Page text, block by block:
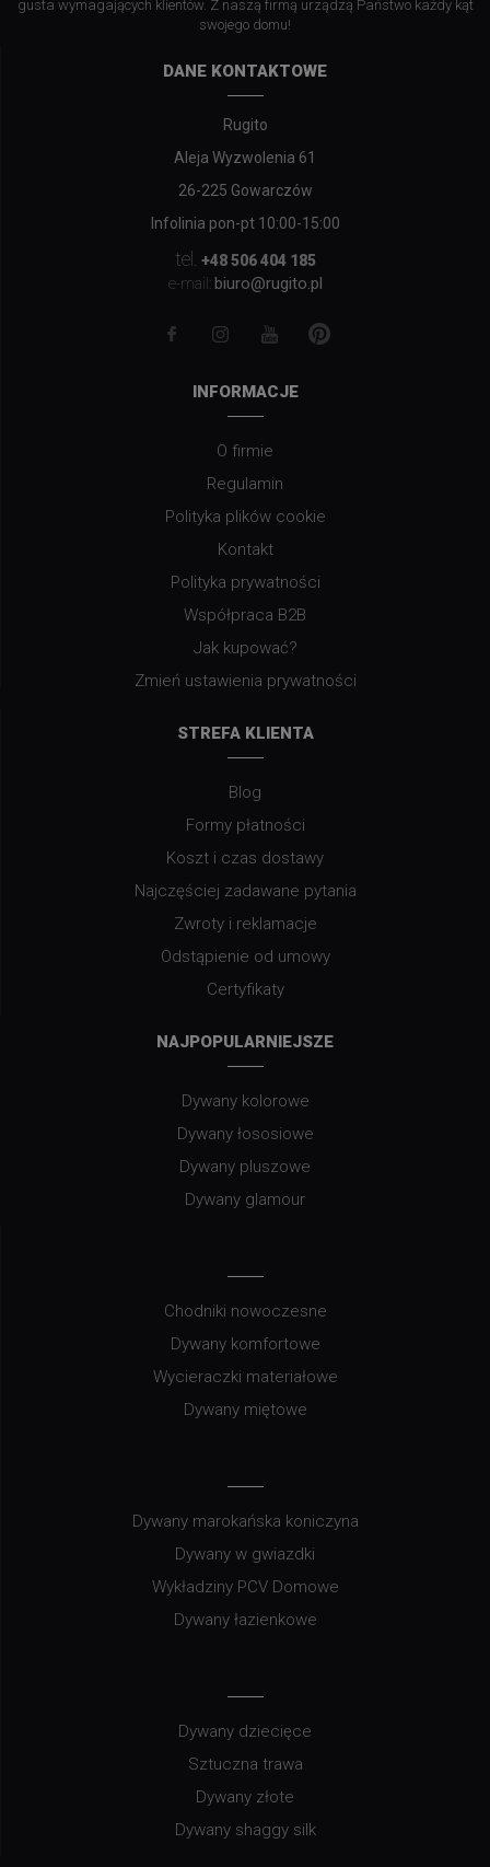
gusta wymagających klientów. Z naszą firmą urządzą Państwo każdy kąt
swojego domu!
DANE KONTAKTOWE
Rugito
Aleja Wyzwolenia 61
26-225 Gowarczów
Infolinia pon-pt 10:00-15:00
tel. +48 506 404 185
e-mail: biuro@rugito.pl
INFORMACJE
O firmie
Regulamin
Polityka plików cookie
Kontakt
Polityka prywatności
Współpraca B2B
Jak kupować?
Zmień ustawienia prywatności
STREFA KLIENTA
Blog
Formy płatności
Koszt i czas dostawy
Najczęściej zadawane pytania
Zwroty i reklamacje
Odstąpienie od umowy
Certyfikaty
NAJPOPULARNIEJSZE
Dywany kolorowe
Dywany łososiowe
Dywany pluszowe
Dywany glamour
Chodniki nowoczesne
Dywany komfortowe
Wycieraczki materiałowe
Dywany miętowe
Dywany marokańska koniczyna
Dywany w gwiazdki
Wykładziny PCV Domowe
Dywany łazienkowe
Dywany dziecięce
Sztuczna trawa
Dywany złote
Dywany shaggy silk